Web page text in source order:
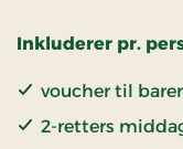
Inkluderer pr.
voucher til
2-retters